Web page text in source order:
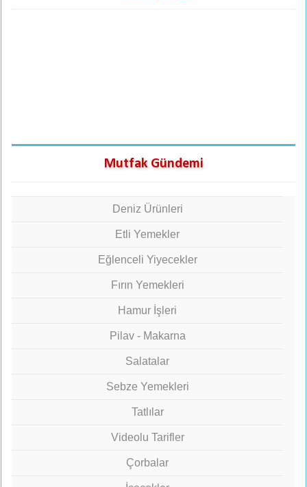
Mutfak Gündemi
Deniz Ürünleri
Etli Yemekler
Eğlenceli Yiyecekler
Fırın Yemekleri
Hamur İşleri
Pilav - Makarna
Salatalar
Sebze Yemekleri
Tatlılar
Videolu Tarifler
Çorbalar